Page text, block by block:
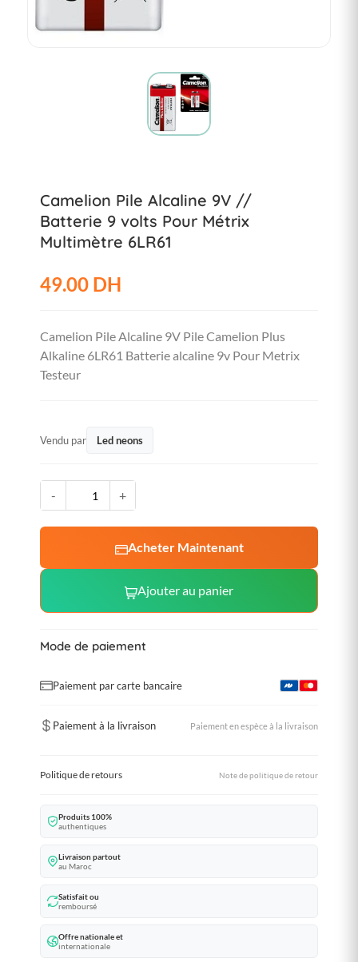
Camelion Pile Alcaline 9V //
Batterie 9 volts Pour Métrix
Multimètre 6LR61
49.00 DH
Camelion Pile Alcaline 9V Pile Camelion Plus
Alkaline 6LR61 Batterie alcaline 9v Pour Metrix
Testeur
Vendu par Led neons
- +
Acheter Maintenant
Ajouter au panier
Mode de paiement
Paiement par carte bancaire
Paiement à la livraison Paiement en espèce à la livraison
Politique de retours Note de politique de retour
Produits 100%
authentiques
Livraison partout
au Maroc
Satisfait ou
remboursé
Offre nationale et
internationale